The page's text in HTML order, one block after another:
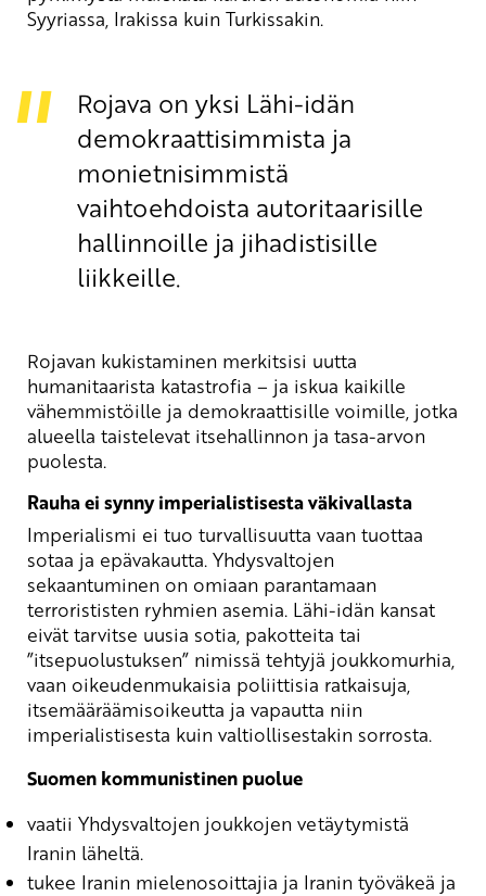
Syyriassa, Irakissa kuin Turkissakin.
Rojava on yksi Lähi-idän
demokraattisimmista ja
monietnisimmistä
vaihtoehdoista autoritaarisille
hallinnoille ja jihadistisille
liikkeille.
Rojavan kukistaminen merkitsisi uutta
humanitaarista katastrofia – ja iskua kaikille
vähemmistöille ja demokraattisille voimille, jotka
alueella taistelevat itsehallinnon ja tasa-arvon
puolesta.
Rauha ei synny imperialistisesta väkivallasta
Imperialismi ei tuo turvallisuutta vaan tuottaa
sotaa ja epävakautta. Yhdysvaltojen
sekaantuminen on omiaan parantamaan
terrorististen ryhmien asemia. Lähi-idän kansat
eivät tarvitse uusia sotia, pakotteita tai
”itsepuolustuksen” nimissä tehtyjä joukkomurhia,
vaan oikeudenmukaisia poliittisia ratkaisuja,
itsemääräämisoikeutta ja vapautta niin
imperialistisesta kuin valtiollisestakin sorrosta.
Suomen kommunistinen puolue
vaatii Yhdysvaltojen joukkojen vetäytymistä
Iranin läheltä.
tukee Iranin mielenosoittajia ja Iranin työväkeä ja